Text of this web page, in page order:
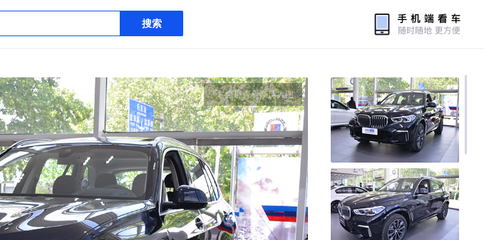
搜索
全屏查看高清大图